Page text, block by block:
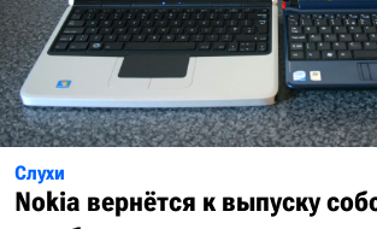
Слухи
Nokia вернётся к выпуску